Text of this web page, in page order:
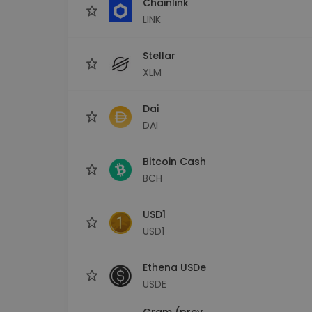
LINK
Stellar
XLM
Dai
DAI
Bitcoin Cash
BCH
USD1
USD1
Ethena USDe
USDE